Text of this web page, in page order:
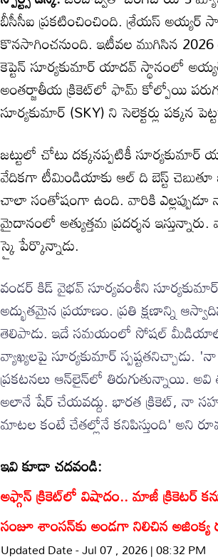
బీసీసీఐ ప్రకటించించింది. శ్రేయస్ అయ్యర్
కొనసాగించనుంది. ఇటీవల ముగిసిన
కెప్టెన్ సూర్యకుమార్ యాదవ్ స్థానంలో
అంతర్జాతీయ క్రికెట్‌లో ఫామ్ కోల్పోయి
సూర్యకుమార్ (SKY) ని సెలెక్టర్లు పక్కన
జట్టులో చోటు దక్కనప్పటికీ సూర్యకుమార్
వేదికగా టీమిండియాకు ఆల్‌ ది బెస్ట్ చెబుతూ
చాలా సంతోషంగా ఉంది. వారికి ఎల్లప్పుడూ
మైదానంలో అత్యుత్తమ ప్రదర్శన
స్కై పేర్కొన్నాడు.
వండర్ కిడ్ వైభవ్ సూర్యవంశీని
అద్భుతమైన ప్రయాణం. ప్రతి క్షణాన్ని
తెలిపాడు. ఇదే సమయంలో సోషల్ మీడియాలో
వ్యాఖ్యలపై సూర్యకుమార్ స్పష్టతనిచ్చాడు.
ప్రకటనలు ఆన్‌లైన్‌లో తిరుగుతున్నాయి. అవి
అలానే షేర్ చేయవద్దు. భారత క్రికెట్, నా
మాటల కంటే చేతల్లోనే కనిపిస్తుంది' అని
ఇవి కూడా చదవండి:
అఫ్గాన్ క్రికెట్‌లో విషాదం.. మాజీ క్రికెటర్
సంజూ శాంసన్‌కు అండగా నిలిచిన
Updated Date - Jul 07 , 2026 | 08:32 PM